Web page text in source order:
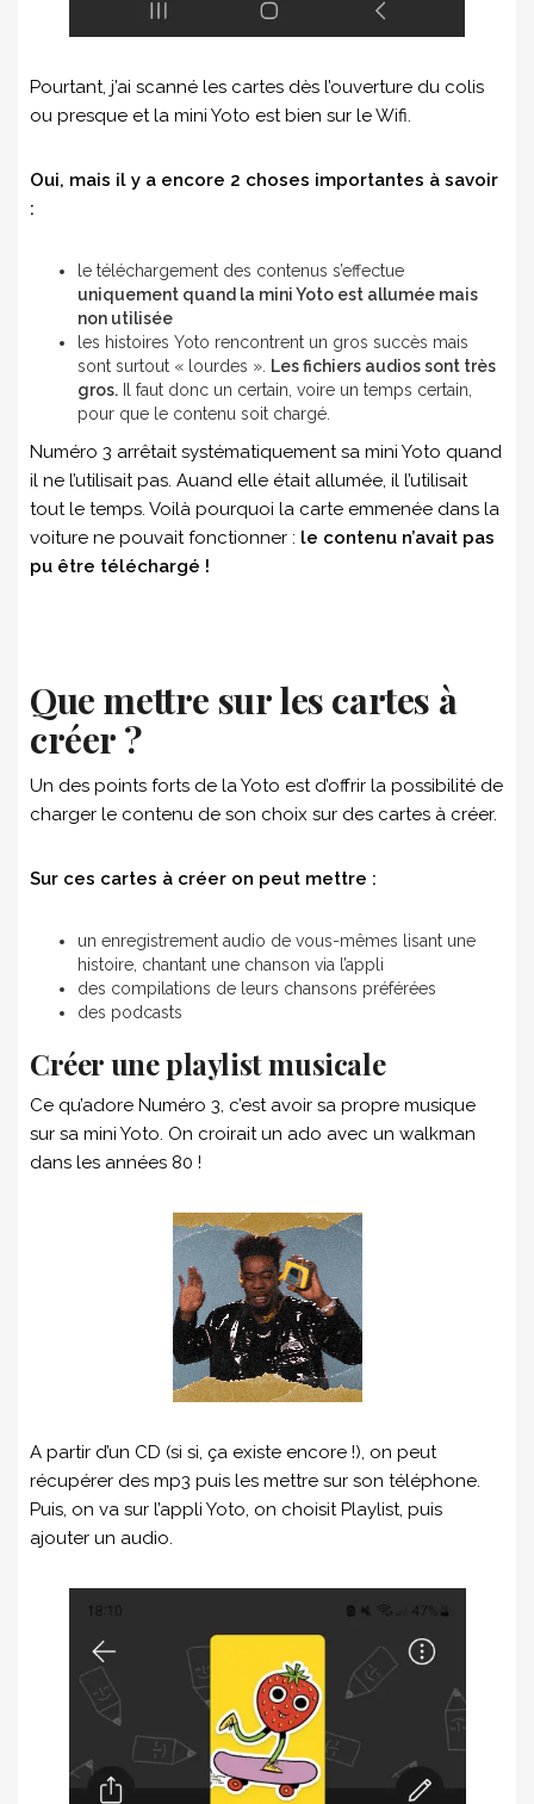
Pourtant, j’ai scanné les cartes dès l’ouverture du colis
ou presque et la mini Yoto est bien sur le Wifi.
Oui, mais il y a encore 2 choses importantes à savoir
:
le téléchargement des contenus s’effectue
uniquement quand la mini Yoto est allumée mais
non utilisée
les histoires Yoto rencontrent un gros succès mais
sont surtout « lourdes ». Les fichiers audios sont très
gros. Il faut donc un certain, voire un temps certain,
pour que le contenu soit chargé.
Numéro 3 arrêtait systématiquement sa mini Yoto quand
il ne l’utilisait pas. Auand elle était allumée, il l’utilisait
tout le temps. Voilà pourquoi la carte emmenée dans la
voiture ne pouvait fonctionner : le contenu n’avait pas
pu être téléchargé !
Que mettre sur les cartes à
créer ?
Un des points forts de la Yoto est d’offrir la possibilité de
charger le contenu de son choix sur des cartes à créer.
Sur ces cartes à créer on peut mettre :
un enregistrement audio de vous-mêmes lisant une
histoire, chantant une chanson via l’appli
des compilations de leurs chansons préférées
des podcasts
Créer une playlist musicale
Ce qu’adore Numéro 3, c’est avoir sa propre musique
sur sa mini Yoto. On croirait un ado avec un walkman
dans les années 80 !
A partir d’un CD (si si, ça existe encore !), on peut
récupérer des mp3 puis les mettre sur son téléphone.
Puis, on va sur l’appli Yoto, on choisit Playlist, puis
ajouter un audio.